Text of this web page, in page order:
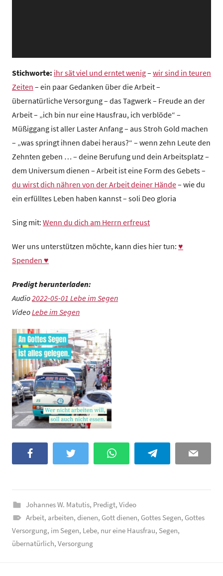
r
u
m
Stichworte: ihr sät viel und erntet wenig– wir sind in teuren
Zeiten – ein paar Gedanken über die Arbeit –
übernatürliche Versorgung – das Tagwerk – Freude an der
Arbeit – „ich bin nur eine Hausfrau, ich verblöde“ –
Müßiggang ist aller Laster Anfang – aus Stroh Gold machen
– „was springt ihnen dabei heraus?“ – wenn zehn Leute den
Zehnten geben … – deine Berufung und dein Arbeitsplatz –
dem Universum dienen – Arbeit ist eine Form des Gebets –
du wirst dich nähren von der Arbeit deiner Hände– wie du
ein erfülltes Leben haben kannst – soli Deo gloria
Sing mit: Wenn du dich am Herrn erfreust
Wer uns unterstützen möchte, kann dies hier tun: ♥
Spenden ♥
Predigt herunterladen:
Audio2022-05-01 Lebe im Segen
VideoLebe im Segen
Twitter WhatsApp Telegram Email
Johannes W. Matutis, Predigt, Video
Arbeit, arbeiten, dienen, Gott dienen, Gottes Segen, Gottes
Versorgung, im Segen, Lebe, nur eine Hausfrau, Segen,
übernatürlich, Versorgung